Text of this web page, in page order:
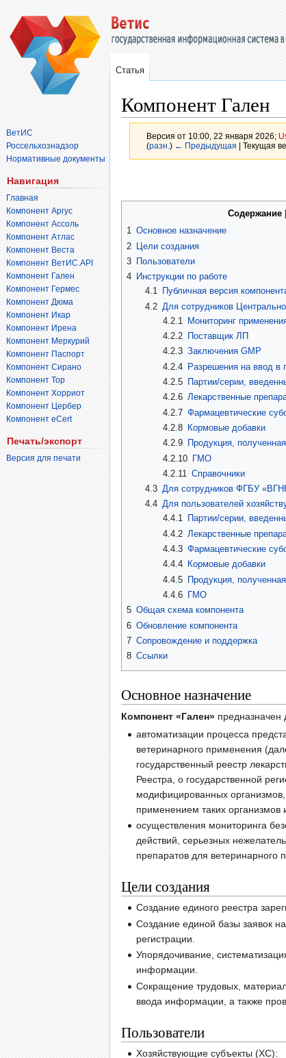
Компонент Гален
Версия от 10:00, 22 января 2026;
(разн. ) ← Предыдущая | Текущая
Содержание
1 Основное назначение
2 Цели создания
3 Пользователи
4 Инструкции по работе
4.1
Публичная версия
4.2 Для сотрудников
4.2.1
Мониторинг
4.2.2 Поставщик ЛП
4.2.3 Заключения GMP
4.2.4 Разрешения на ввод в
4.2.5 Партии/серии,
4.2.6 Лекарственные
4.2.7 Фармацевтические
4.2.8 Кормовые добавки
4.2.9 Продукция,
4.2.10 ГМО
4.2.11
Справочники
4.3 Для сотрудников ФГБУ
4.4 Для пользователей
4.4.1 Партии/серии,
4.4.2 Лекарственные
4.4.3 Фармацевтические
4.4.4 Кормовые добавки
4.4.5 Продукция,
4.4.6 ГМО
5 Общая схема компонента
6 Обновление компонента
7 Сопровождение и поддержка
8 Ссылки
Основное назначение
Компонент «Гален» предназначен
автоматизации процесса
ветеринарного применения
государственный реестр
Реестра, о государственной
модифицированных
применением таких
осуществления мониторинга
действий, серьезных
препаратов для
Цели создания
Создание единого реестра
Создание единой базы заявок
регистрации.
Упорядочивание,
информации.
Сокращение трудовых,
ввода информации, а также
Пользователи
Хозяйствующие субъекты (ХС):
Статья
ВетИС
Россельхознадзор
Нормативные документы
Навигация
Главная
Компонент Аргус
Компонент Ассоль
Компонент Атлас
Компонент Веста
Компонент ВетИС.API
Компонент Гален
Компонент Гермес
Компонент Дюма
Компонент Икар
Компонент Ирена
Компонент Меркурий
Компонент Паспорт
Компонент Сирано
Компонент Тор
Компонент Хорриот
Компонент Цербер
Компонент eCert
Печать/экспорт
Версия для печати